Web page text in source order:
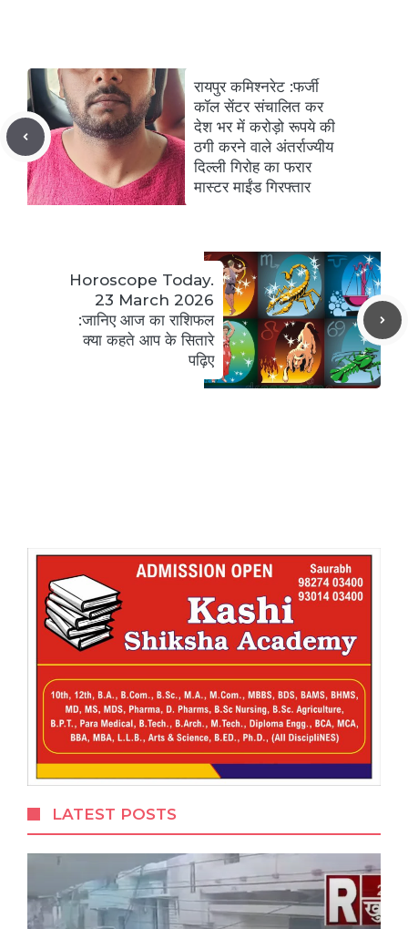
रायपुर कमिश्नरेट :फर्जी
कॉल सेंटर संचालित कर
देश भर में करोड़ो रूपये की
ठगी करने वाले अंतर्राज्यीय
दिल्ली गिरोह का फरार
मास्टर माईंड गिरफ्तार
Horoscope Today.
23 March 2026
:जानिए आज का राशिफल
क्या कहते आप के सितारे
पढ़िए
LATEST POSTS